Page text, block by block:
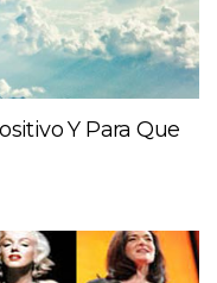
Y Para Que